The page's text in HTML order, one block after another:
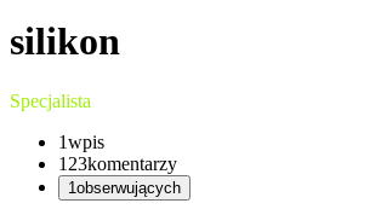
silikon
Specjalista
1wpis
123komentarzy
1 obserwujących